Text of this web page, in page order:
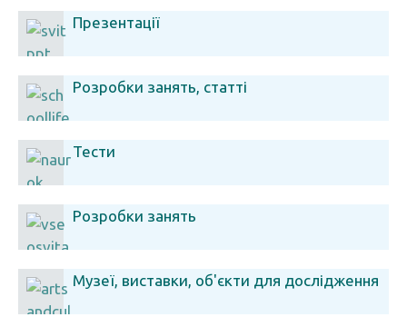
Презентації
Розробки занять, статті
Тести
Розробки занять
Музеї, виставки, об'єкти для дослідження